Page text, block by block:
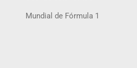
Mundial de Fórmula 1